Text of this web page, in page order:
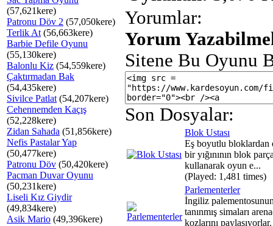
(57,621kere)
Patronu Döv 2 (57,050kere)
Terlik At (56,663kere)
Barbie Defile Oyunu
(55,130kere)
Balonlu Kiz (54,559kere)
Çaktırmadan Bak
(54,435kere)
Sivilce Patlat (54,207kere)
Cehennemden Kaçış
(52,228kere)
Zidan Sahada (51,856kere)
Nefis Pastalar Yap
(50,477kere)
Patronu Döv (50,420kere)
Pacman Duvar Oyunu
(50,231kere)
Liseli Kız Giydir
(49,834kere)
Asik Mario (49,396kere)
Yorumlar:
Yorum
Sitene Bu Oyunu
Son Dosyalar:
Blok Ustası
Eş boyutlu bloklardan
bir yığınının blok
kullanarak oyun e...
(Played: 1,481 times)
Parlementerler
İngiliz
tanınmış simaları
kozlarını